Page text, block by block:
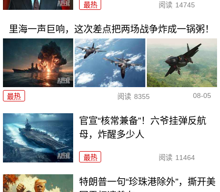
最热 阅读 14745
里海一声巨响，这次差点把两场战争炸成一锅粥！
最热 阅读 8355 08-05
官宣“核常兼备”！六爷挂弹反航
母，炸醒多少人
最热 阅读 11464
特朗普一句“珍珠港除外”，撕开美